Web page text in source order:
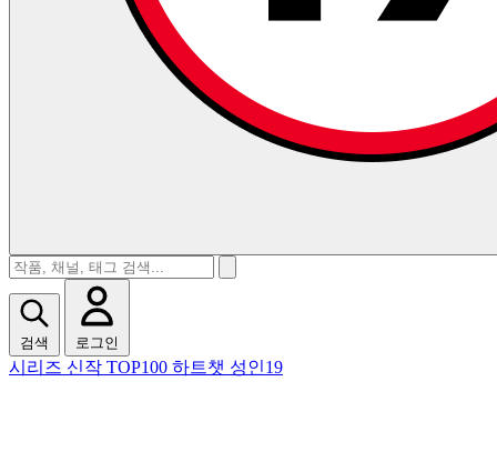
검색 로그인
시리즈 신작 TOP100 하트챗 성인19